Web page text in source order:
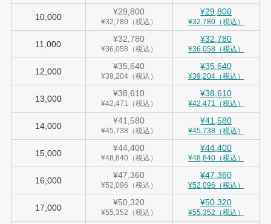
10,000
¥29,800
¥32,780（税込）
¥29,800
¥32,780（税込）
11,000
¥32,780
¥36,058（税込）
¥32,780
¥36,058（税込）
12,000
¥35,640
¥39,204（税込）
¥35,640
¥39,204（税込）
13,000
¥38,610
¥42,471（税込）
¥38,610
¥42,471（税込）
14,000
¥41,580
¥45,738（税込）
¥41,580
¥45,738（税込）
15,000
¥44,400
¥48,840（税込）
¥44,400
¥48,840（税込）
16,000
¥47,360
¥52,096（税込）
¥47,360
¥52,096（税込）
17,000
¥50,320
¥55,352（税込）
¥50,320
¥55,352（税込）